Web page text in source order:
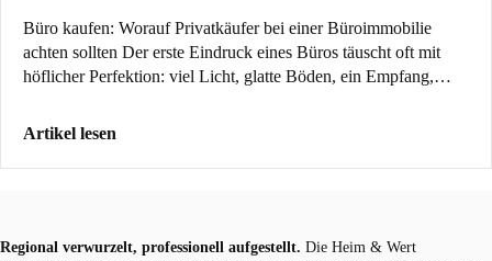
Büro kaufen: Worauf Privatkäufer bei einer Büroimmobilie
achten sollten Der erste Eindruck eines Büros täuscht oft mit
höflicher Perfektion: viel Licht, glatte Böden, ein Empfang,…
Artikel lesen
Regional verwurzelt, professionell aufgestellt. Die Heim & Wert